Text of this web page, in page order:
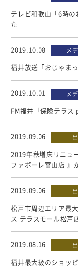
テレビ和歌山「6時の
た
2019.10.08 メ
福井放送「おじゃま
2019.10.01 メ
FM福井「保険テラス
2019.09.06
2019年秋増床リニュ
ファボーレ富山店 』
2019.09.06
松戸市周辺エリア最
ス テラスモール松戸
2019.08.16
福井最大級のショッ
お客さま本位の業務運
個人情報について